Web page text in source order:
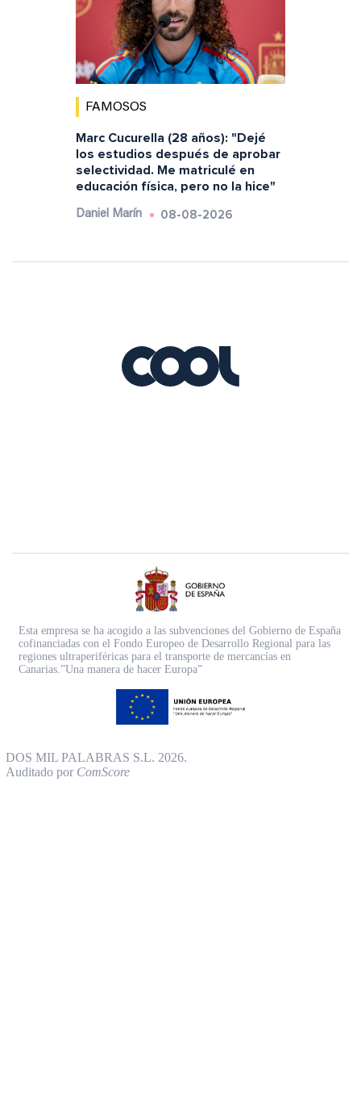
FAMOSOS
Marc Cucurella (28 años): "Dejé
los estudios después de aprobar
selectividad. Me matriculé en
educación física, pero no la hice"
Daniel Marín 08-08-2026
Esta empresa se ha acogido a las subvenciones del Gobierno de España
cofinanciadas con el Fondo Europeo de Desarrollo Regional para las
regiones ultraperiféricas para el transporte de mercancías en
Canarias.”Una manera de hacer Europa”
DOS MIL PALABRAS S.L. 2026.
Auditado por ComScore